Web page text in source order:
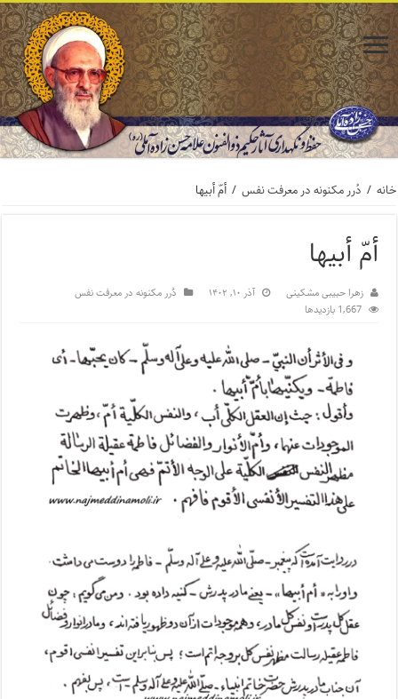
خانه / دُرر مکنونه در معرفت نفس / أمّ أبیها
أمّ أبیها
زهرا حبیبی مشکینی آذر ۱۰, ۱۴۰۲
دُرر مکنونه در معرفت نفس
1,667 بازدیدها